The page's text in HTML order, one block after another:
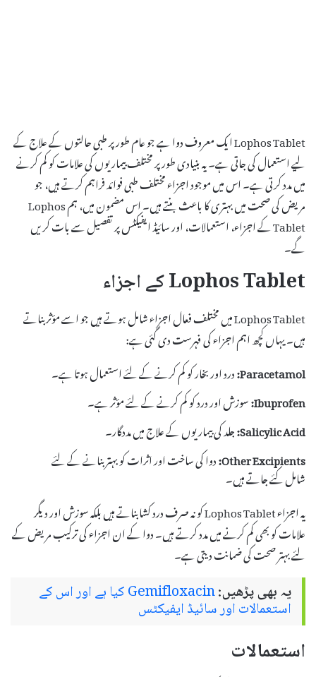
Lophos Tablet ایک معروف دوا ہے جو عام طور پر طبی حالتوں کے علاج کے
لیے استعمال کی جاتی ہے۔ یہ بنیادی طور پر مختلف بیماریوں کی علامات کو کم کرنے
میں مدد کرتی ہے۔ اس میں موجود اجزاء مختلف طبی فوائد فراہم کرتے ہیں، جو
مریض کی صحت میں بہتری کا باعث بنتے ہیں۔ اس مضمون میں، ہم Lophos
Tablet کے اجزاء، استعمالات، اور سائیڈ ایفیکٹس پر تفصیل سے بات کریں
گے۔
Lophos Tablet کے اجزاء
Lophos Tablet میں مختلف فعال اجزاء شامل ہوتے ہیں جو اسے مؤثر بناتے
ہیں۔ یہاں کچھ اہم اجزاء کی فہرست دی گئی ہے:
Paracetamol: درد اور بخار کو کم کرنے کے لئے استعمال ہوتا ہے۔
Ibuprofen: سوزش اور درد کو کم کرنے کے لئے مؤثر ہے۔
Salicylic Acid: جلد کی بیماریوں کے علاج میں مددگار۔
Other Excipients: دوا کی ساخت اور اثرات کو بہتر بنانے کے لئے
شامل کئے جاتے ہیں۔
یہ اجزاء Lophos Tablet کو نہ صرف درد کشا بناتے ہیں بلکہ سوزش اور دیگر
علامات کو بھی کم کرنے میں مدد کرتے ہیں۔ دوا کے ان اجزاء کی ترکیب مریض کے
لئے بہتر صحت کی ضمانت دیتی ہے۔
یہ بھی پڑھیں: Gemifloxacin کیا ہے اور اس کے
استعمالات اور سائیڈ ایفیکٹس
استعمالات